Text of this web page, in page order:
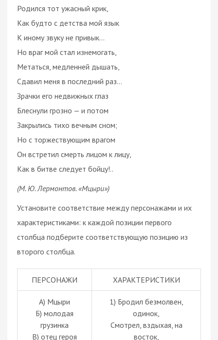
Родился тот ужасный крик,
Как будто с детства мой язык
К иному звуку не привык…
Но враг мой стал изнемогать,
Метаться, медленней дышать,
Сдавил меня в последний раз…
Зрачки его недвижных глаз
Блеснули грозно — и потом
Закрылись тихо вечным сном;
Но с торжествующим врагом
Он встретил смерть лицом к лицу,
Как в битве следует бойцу!..
(М. Ю. Лермонтов. «Мцыри»)
Установите соответствие между персонажами и их
характеристиками: к каждой позиции первого
столбца подберите соответствующую позицию из
второго столбца.
ПЕРСОНАЖИ ХАРАКТЕРИСТИКИ
А) Мцыри
Б) молодая
грузинка
В) отец героя
1) Бродил безмолвен,
одинок,
Смотрел, вздыхая, на
восток,